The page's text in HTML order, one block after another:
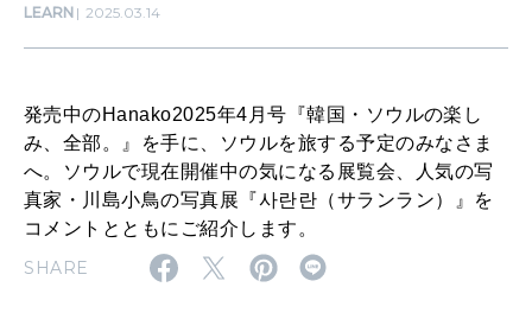
わたしができること
CULTURE
自分を耕す
韓
初
の
個
展
が
LEARN 2025.03.14
発売中のHanako2025年4月号『韓国・ソウルの楽し
み、全部。』を手に、ソウルを旅する予定のみなさま
へ。ソウルで現在開催中の気になる展覧会、人気の写
真家・川島小鳥の写真展『사란란（サランラン）』を
コメントとともにご紹介します。
SHARE